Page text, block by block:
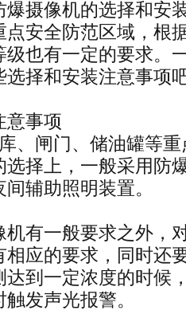
爆摄像机的选择和安
安全防范区域，根
也有一定的要求。
择和安装注意事项
意事项
、闸门、储油罐等
择上，一般采用防
辅助照明装置。
机有一般要求之外，
相应的要求，同时还
达到一定浓度的时候
发声光报警。